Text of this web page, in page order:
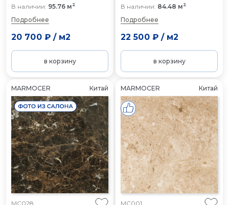
В наличии: 95.76 м2
Подробнее
20 700 ₽/ м2
в корзину
В наличии: 84.48 м2
Подробнее
22 500 ₽/ м2
в корзину
MARMOCER Китай
MC028
MARMOCER Китай
MC001